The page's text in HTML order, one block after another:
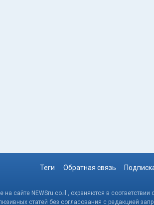
Теги Обратная связь
сайте NEWSru.co.il , охраняются в
статей без согласования с редакцией